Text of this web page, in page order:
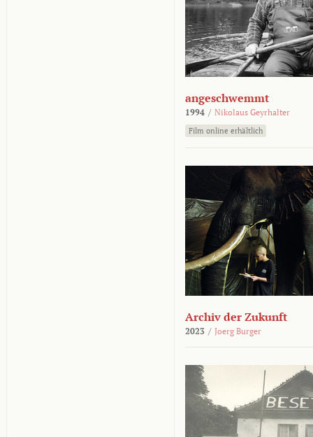
angeschwemmt
1994 / Nikolaus Geyrhalter
Film online erhältlich
Archiv der Zukunft
2023 / Joerg Burger